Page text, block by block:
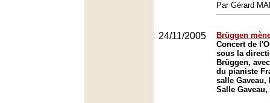
Par Gérard
24/11/2005
Brüggen
Concert de
sous la
Brüggen,
du pianiste
salle Gaveau,
Salle Gaveau,